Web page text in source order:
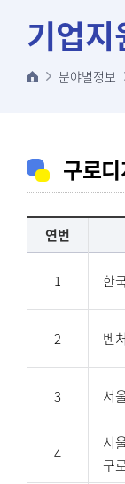
기업지
분야별정보
구로
연번
1 한
2 벤
3 서
4
서
구